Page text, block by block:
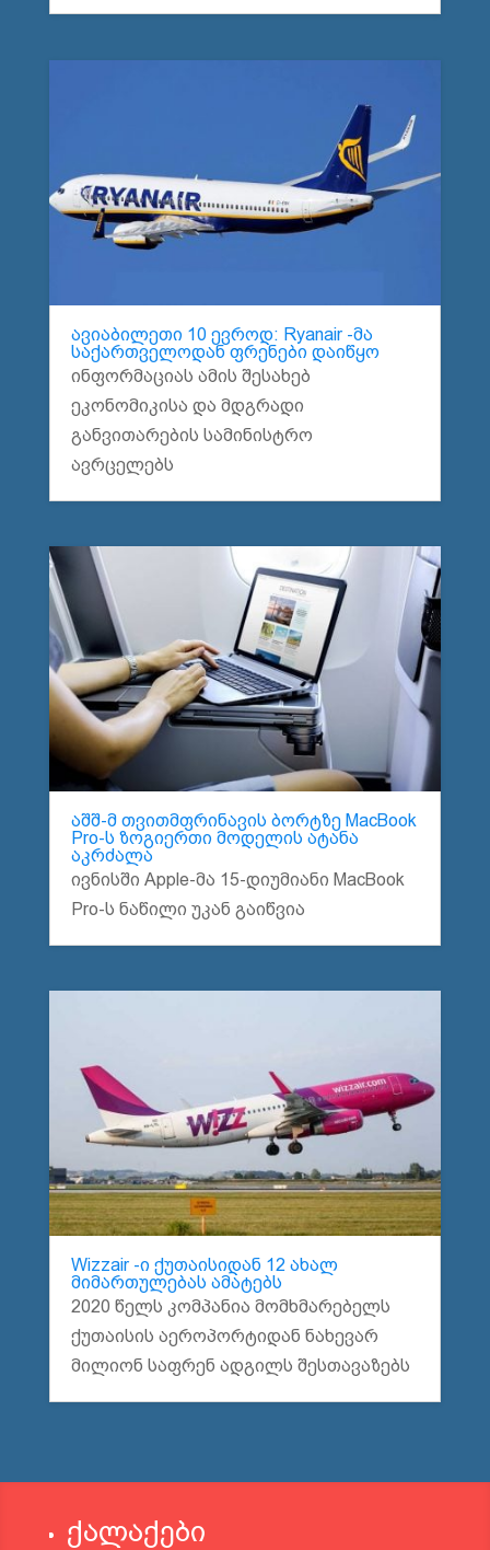
ავიაბილეთი 10 ევროდ: Ryanair -მა
საქართველოდან ფრენები დაიწყო
ინფორმაციას ამის შესახებ
ეკონომიკისა და მდგრადი
განვითარების სამინისტრო
ავრცელებს
აშშ-მ თვითმფრინავის ბორტზე MacBook
Pro-ს ზოგიერთი მოდელის ატანა
აკრძალა
ივნისში Apple-მა 15-დიუმიანი MacBook
Pro-ს ნაწილი უკან გაიწვია
Wizzair -ი ქუთაისიდან 12 ახალ
მიმართულებას ამატებს
2020 წელს კომპანია მომხმარებელს
ქუთაისის აეროპორტიდან ნახევარ
მილიონ საფრენ ადგილს შესთავაზებს
ქალაქები